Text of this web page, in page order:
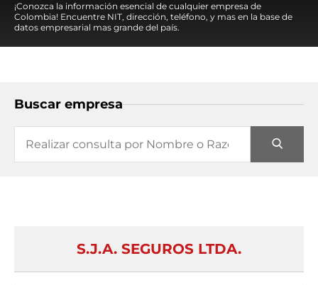
¡Conozca la información esencial de cualquier empresa de
Colombia! Encuentre NIT, dirección, teléfono, y mas en la base de
datos empresarial mas grande del país.
Buscar empresa
S.J.A. SEGUROS LTDA.